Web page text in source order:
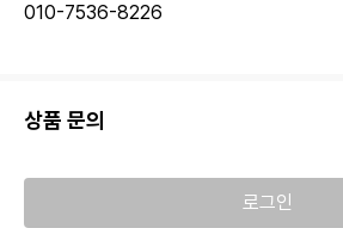
010-7536-8226
상품 문의
로그인